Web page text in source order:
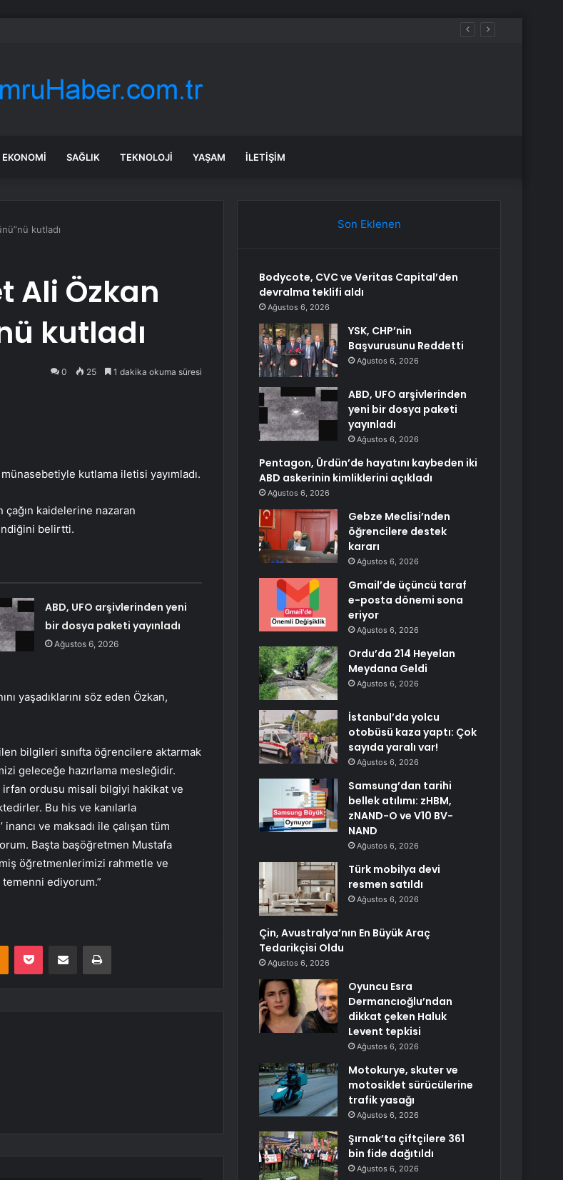
Reddetti
EKONOMI SAĞLIK TEKNOLOJI YAŞAM İLETIŞIM
kutladı
Ali Özkan
kutladı
0 25 1 dakika okuma süresi
kutlama iletisi yayımladı.
kaidelerine nazaran
belirtti.
ABD, UFO arşivlerinden yeni
bir dosya paketi yayınladı
Ağustos 6, 2026
yaşadıklarını söz eden Özkan,
bilgileri sınıfta öğrencilere aktarmak
geleceğe hazırlama mesleğidir.
ordusu misali bilgiyi hakikat ve
Bu his ve kanılarla
ve maksadı ile çalışan tüm
Başta başöğretmen Mustafa
öğretmenlerimizi rahmetle ve
ediyorum.”
Odnoklassniki
Pocket E-Posta ile paylaş Yazdır
Son Eklenen
Bodycote, CVC ve Veritas Capital’den
devralma teklifi aldı
Ağustos 6, 2026
YSK, CHP’nin
Başvurusunu Reddetti
Ağustos 6, 2026
ABD, UFO arşivlerinden
yeni bir dosya paketi
yayınladı
Ağustos 6, 2026
Pentagon, Ürdün’de hayatını kaybeden iki
ABD askerinin kimliklerini açıkladı
Ağustos 6, 2026
Gebze Meclisi’nden
öğrencilere destek
kararı
Ağustos 6, 2026
Gmail’de üçüncü taraf
e-posta dönemi sona
eriyor
Ağustos 6, 2026
Ordu’da 214 Heyelan
Meydana Geldi
Ağustos 6, 2026
İstanbul’da yolcu
otobüsü kaza yaptı: Çok
sayıda yaralı var!
Ağustos 6, 2026
Samsung’dan tarihi
bellek atılımı: zHBM,
zNAND-O ve V10 BV-
NAND
Ağustos 6, 2026
Türk mobilya devi
resmen satıldı
Ağustos 6, 2026
Çin, Avustralya’nın En Büyük Araç
Tedarikçisi Oldu
Ağustos 6, 2026
Oyuncu Esra
Dermancıoğlu’ndan
dikkat çeken Haluk
Levent tepkisi
Ağustos 6, 2026
Motokurye, skuter ve
motosiklet sürücülerine
trafik yasağı
Ağustos 6, 2026
Şırnak’ta çiftçilere 361
bin fide dağıtıldı
Ağustos 6, 2026